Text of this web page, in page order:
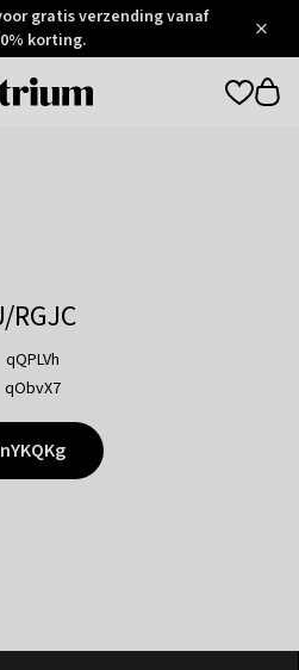
gratis verzending vanaf
korting.
Otrium
RGJC
qQPLVh
qObvX7
nYKQKg